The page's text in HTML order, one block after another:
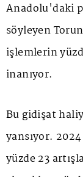
Anadolu'daki
söyleyen
işlemlerin
inanıyor.
Bu gidişat
yansıyor.
yüzde 23